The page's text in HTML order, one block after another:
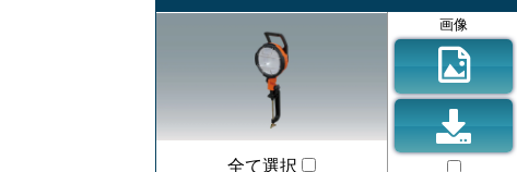
全て選択
画像